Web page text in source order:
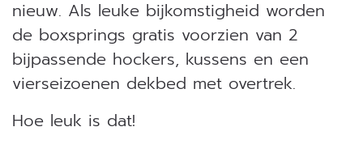
nieuw. Als leuke bijkomstigheid worden
de boxsprings gratis voorzien van 2
bijpassende hockers, kussens en een
vierseizoenen dekbed met overtrek.
Hoe leuk is dat!